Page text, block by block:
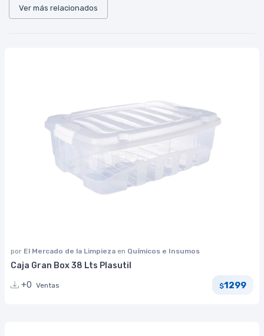
Ver más relacionados
por El Mercado de la Limpieza en Químicos e Insumos
Caja Gran Box 38 Lts Plasutil
+0 Ventas $1299